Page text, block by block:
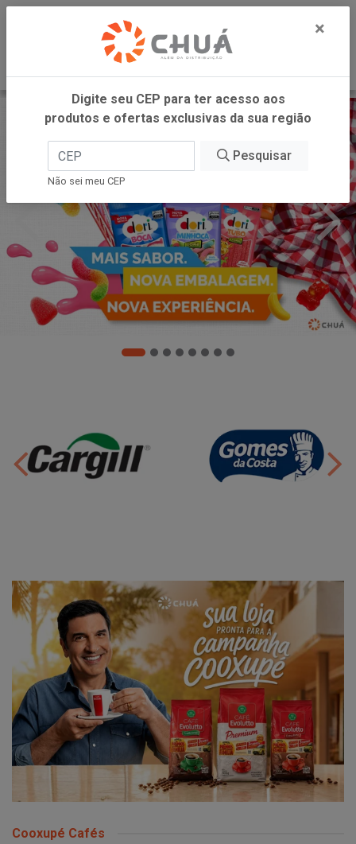
Cooxupé Cafés
×
Digite seu CEP para ter acesso aos
produtos e ofertas exclusivas da sua região
Pesquisar
Não sei meu CEP